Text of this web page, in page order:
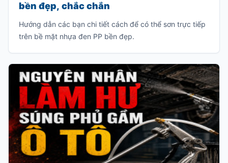
bền đẹp, chắc chắn
Hướng dẫn các bạn chi tiết cách để có thể sơn trực tiếp
trên bề mặt nhựa đen PP bền đẹp.